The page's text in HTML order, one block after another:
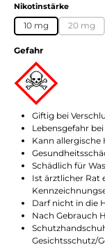
Nikotinstärke
10 mg 20 mg
Gefahr
Giftig bei
Lebensgefahr
Kann allergische
Schädlich für
Ist ärztlicher Rat
Darf nicht in die
Nach Gebrauch
Gesichtsschutz/